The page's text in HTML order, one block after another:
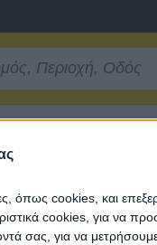
όπως cookies, και
cookies, για να
σας, για να